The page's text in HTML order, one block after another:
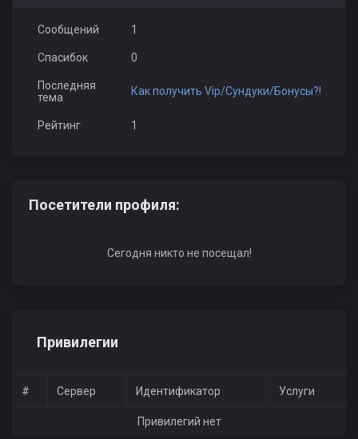
Сообщений 1
Спасибок 0
Последняя
тема
Как получить Vip/Сундуки/Бонусы?!
Рейтинг 1
Посетители профиля:
Сегодня никто не посещал!
Привилегии
# Сервер Идентификатор Услуги
Привилегий нет